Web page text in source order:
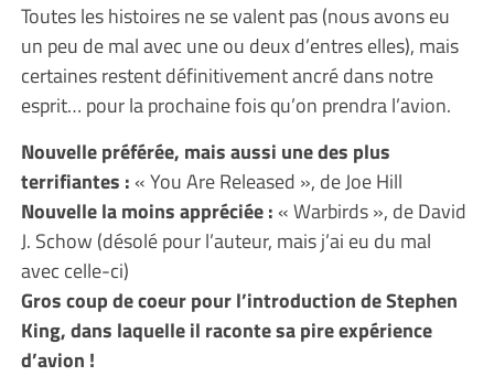
Toutes les histoires ne se valent pas (nous avons eu
un peu de mal avec une ou deux d’entres elles), mais
certaines restent définitivement ancré dans notre
esprit… pour la prochaine fois qu’on prendra l’avion.
Nouvelle préférée, mais aussi une des plus
terrifiantes :« You Are Released », de Joe Hill
Nouvelle la moins appréciée :« Warbirds », de David
J. Schow (désolé pour l’auteur, mais j’ai eu du mal
avec celle-ci)
Gros coup de coeur pour l’introduction de Stephen
King, dans laquelle il raconte sa pire expérience
d’avion !